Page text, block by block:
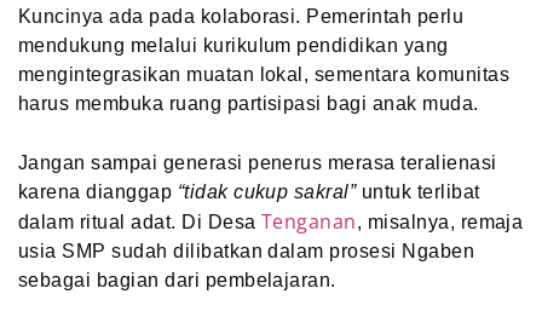
Kuncinya ada pada kolaborasi. Pemerintah perlu
mendukung melalui kurikulum pendidikan yang
mengintegrasikan muatan lokal, sementara komunitas
harus membuka ruang partisipasi bagi anak muda.
Jangan sampai generasi penerus merasa teralienasi
karena dianggap “tidak cukup sakral”untuk terlibat
dalam ritual adat. Di Desa Tenganan, misalnya, remaja
usia SMP sudah dilibatkan dalam prosesi Ngaben
sebagai bagian dari pembelajaran.